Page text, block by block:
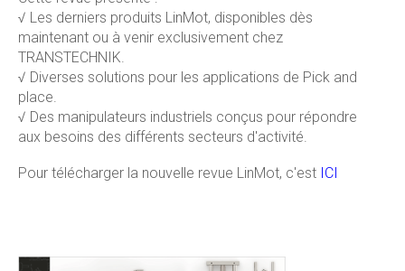
√ Les derniers produits LinMot, disponibles dès
maintenant ou à venir exclusivement chez
TRANSTECHNIK.
√ Diverses solutions pour les applications de Pick and
place.
√ Des manipulateurs industriels conçus pour répondre
aux besoins des différents secteurs d'activité.
Pour télécharger la nouvelle revue LinMot, c'est ICI